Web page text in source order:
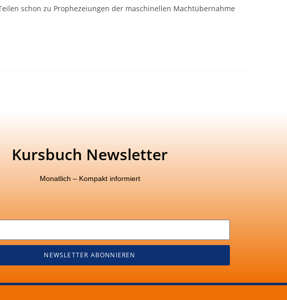
schon zu Prophezeiungen der maschinellen Machtübernahme
Kursbuch Newsletter
Monatlich – Kompakt informiert
NEWSLETTER ABONNIEREN